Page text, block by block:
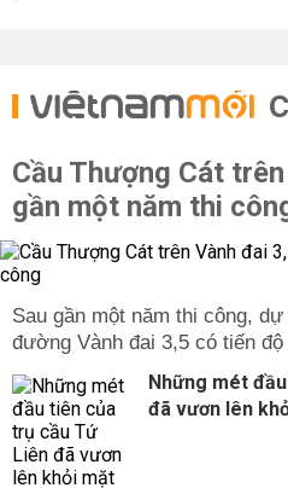
Cầu Thượng Cát
gần một năm thi
Sau gần một năm thi công,
đường Vành đai 3,5 có tiến
Những mét
đã vươn lên